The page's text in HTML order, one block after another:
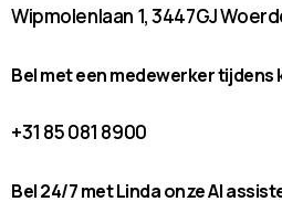
Wipmolenlaan 1, 3447GJ
Bel met een medewerker
+31 85 081 8900
Bel 24/7 met Linda onze AI